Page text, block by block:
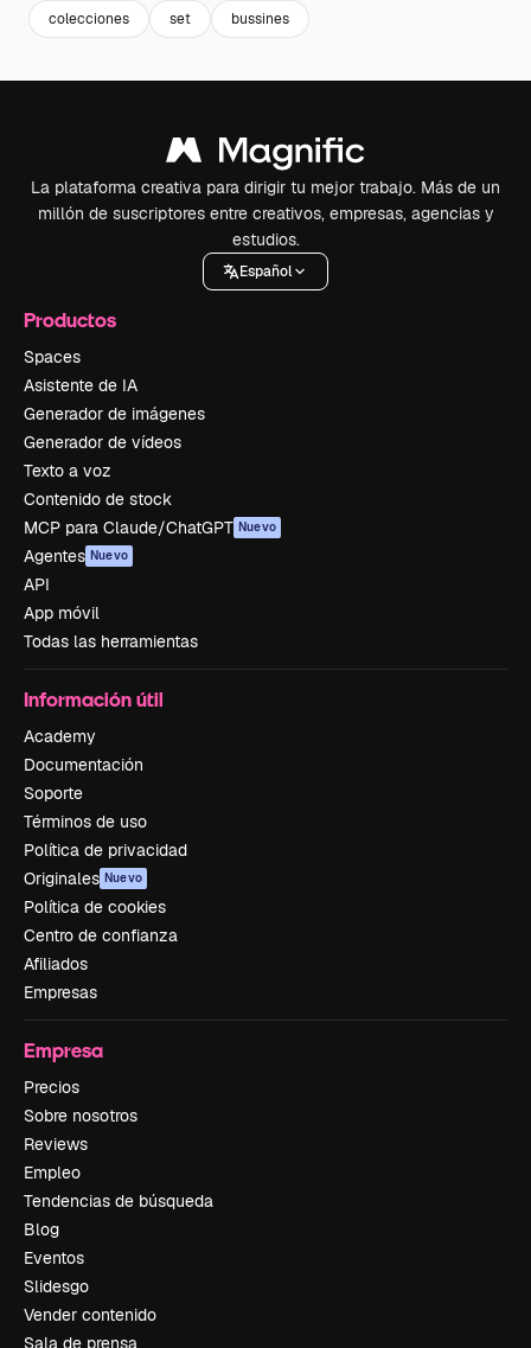
colecciones set bussines
La plataforma creativa para dirigir tu mejor trabajo. Más de un
millón de suscriptores entre creativos, empresas, agencias y
estudios.
Español
Productos
Spaces
Asistente de IA
Generador de imágenes
Generador de vídeos
Texto a voz
Contenido de stock
MCP para Claude/ChatGPT Nuevo
Agentes Nuevo
API
App móvil
Todas las herramientas
Información útil
Academy
Documentación
Soporte
Términos de uso
Política de privacidad
Originales Nuevo
Política de cookies
Centro de confianza
Afiliados
Empresas
Empresa
Precios
Sobre nosotros
Reviews
Empleo
Tendencias de búsqueda
Blog
Eventos
Slidesgo
Vender contenido
Sala de prensa